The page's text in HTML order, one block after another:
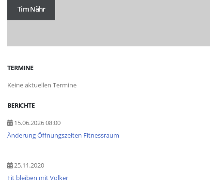
Tim Nähr
TERMINE
Keine aktuellen Termine
BERICHTE
15.06.2026 08:00
Änderung Öffnungszeiten Fitnessraum
25.11.2020
Fit bleiben mit Volker